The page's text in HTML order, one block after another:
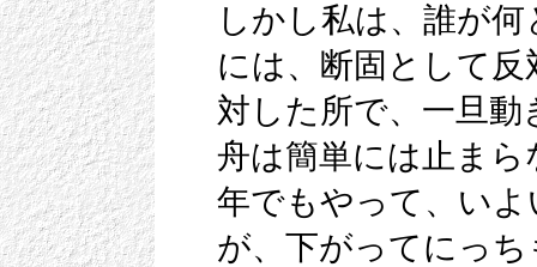
しかし私は、誰が
には、断固として
対した所で、一旦
舟は簡単には止ま
年でもやって、い
が、下がってにっ